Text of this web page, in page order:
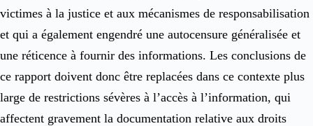
victimes à la justice et aux mécanismes de responsabilisation
et qui a également engendré une autocensure généralisée et
une réticence à fournir des informations. Les conclusions de
ce rapport doivent donc être replacées dans ce contexte plus
large de restrictions sévères à l’accès à l’information, qui
affectent gravement la documentation relative aux droits